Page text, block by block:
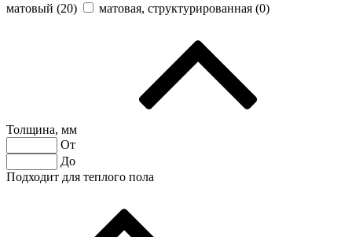
матовый (20) матовая, структурированная (0)
Толщина, мм
От
До
Подходит для теплого пола